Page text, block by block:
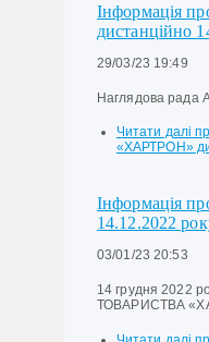
Інформація
дистанційно
29/03/23 19:49
Наглядова рада
Читати далі
«ХАРТРОН»
Інформація
14.12.2022
03/01/23 20:53
14 грудня 2022
ТОВАРИСТВА